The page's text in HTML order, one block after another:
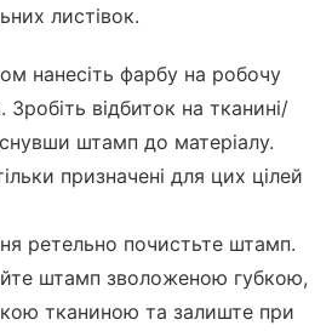
листівок.
нанесіть фарбу на робочу
відбиток на тканині/
штамп до матеріалу.
призначені для цих цілей
ретельно почистьте штамп.
штамп зволоженою губкою,
тканиною та залиште при